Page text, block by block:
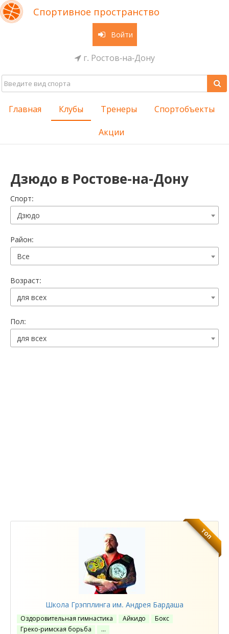
Спортивное пространство
Войти
г. Ростов-на-Дону
Главная Клубы Тренеры Спортобъекты
Акции
Дзюдо в Ростове-на-Дону
Cпорт:
Дзюдо
Район:
Все
Возраст:
для всех
Пол:
для всех
ТОП
Школа Грэпплинга им. Андрея Бардаша
Оздоровительная гимнастика Айкидо
Бокс
Греко-римская борьба
…